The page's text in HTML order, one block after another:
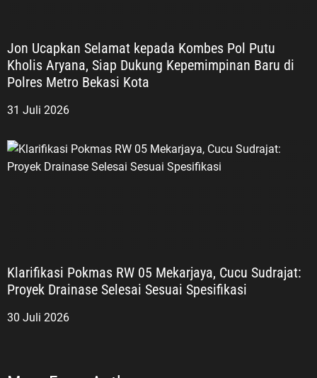
Jon Ucapkan Selamat kepada Kombes Pol Putu
Kholis Aryana, Siap Dukung Kepemimpinan Baru di
Polres Metro Bekasi Kota
31 Juli 2026
Klarifikasi Pokmas RW 05 Mekarjaya, Cucu Sudrajat:
Proyek Drainase Selesai Sesuai Spesifikasi
30 Juli 2026